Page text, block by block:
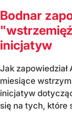
Bodnar
inicjatyw
Jak zapowiedział
miesiące
inicjatyw
się na tych, które